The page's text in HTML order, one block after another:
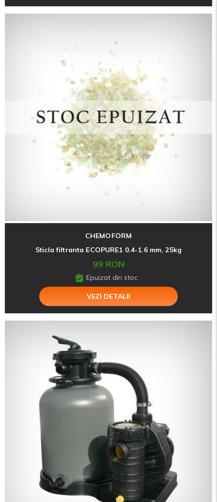
CHEMOFORM
Sticla filtranta ECOPURE1 0.4-1.6 mm, 25kg
99 RON
Epuizat din stoc
VEZI DETALII